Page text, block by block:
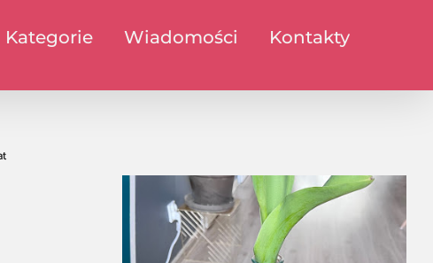
Kategorie Wiadomości Kontakty